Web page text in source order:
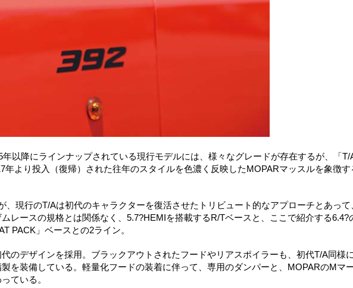
以降にラインナップされている現行モデルには、様々なグレードが存在するが、「T/
年より投入（復帰）された往年のスタイルを色濃く反映したMOPARマッスルを象徴す
、現行のT/Aは初代のキャラクターを復活させたトリビュート的なアプローチとあって
レースの規格とは関係なく、5.7?HEMIを搭載するR/Tベースと、ここで紹介する6.4?
PACK」ベースとの2ライン。
のデザインを採用。ブラックアウトされたフードやリアスポイラーも、初代T/A同様
を装備している。軽量化フードの装着に伴って、専用のダンパーと、MOPARのMマ
ている。